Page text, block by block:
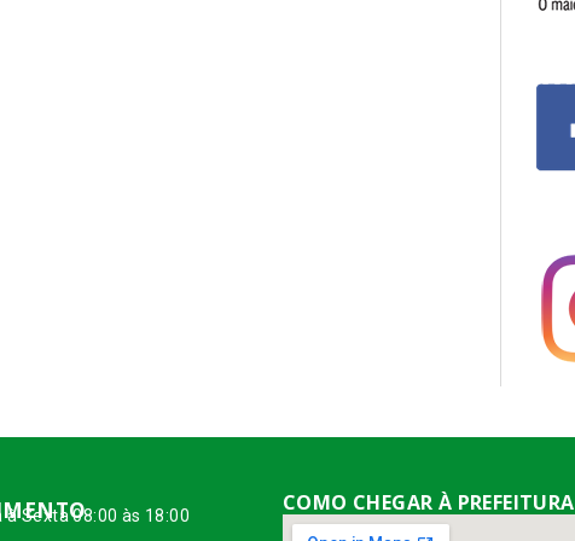
à Sexta 08:00 às 18:00 COMO CHEGAR À PREFEITURA